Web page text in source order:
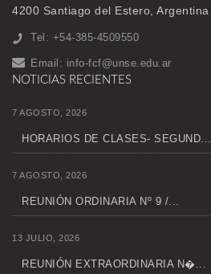
4200 Santiago del Estero, Argentina
Tel: +54-385-4509550
Email: info-fcf@unse.edu.ar
NOTICIAS RECIENTES
7 AGOSTO, 2026
HORARIOS DE CLASES- SEGUND...
7 AGOSTO, 2026
REUNIÓN ORDINARIA Nº 9 /...
13 JULIO, 2026
REUNIÓN EXTRAORDINARIA N�...